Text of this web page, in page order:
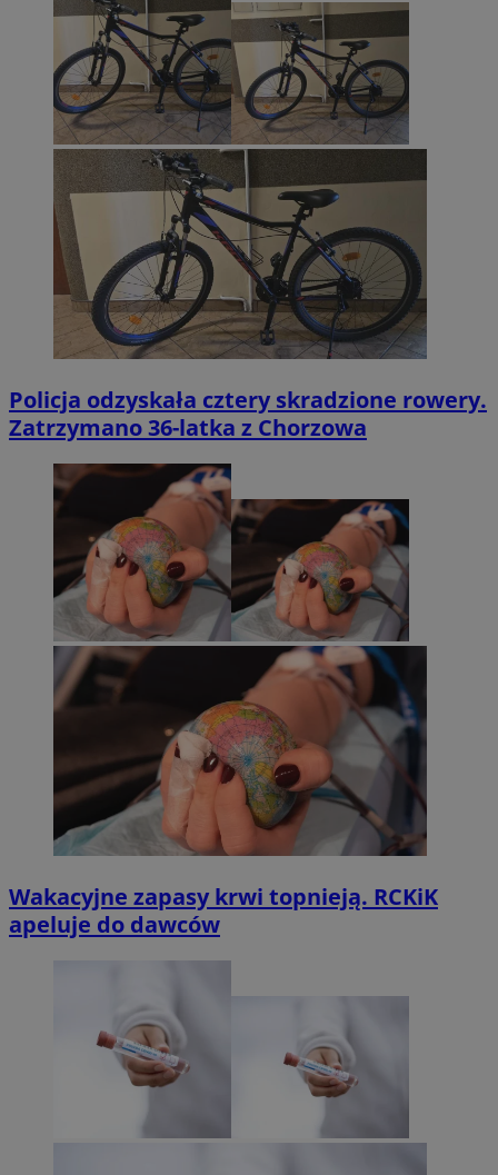
Policja odzyskała cztery skradzione rowery.
Zatrzymano 36-latka z Chorzowa
Wakacyjne zapasy krwi topnieją. RCKiK
apeluje do dawców